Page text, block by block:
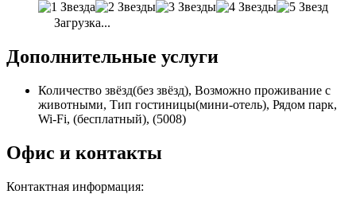
Загрузка...
Дополнительные услуги
Количество звёзд(без звёзд), Возможно проживание с
животными, Тип гостиницы(мини-отель), Рядом парк,
Wi-Fi, (бесплатный), (5008)
Офис и контакты
Контактная информация: